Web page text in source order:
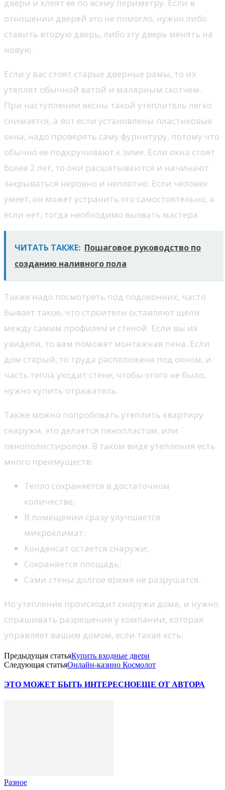
двери и клеят ее по всему периметру. Если в
отношении дверей это не помогло, нужно либо
ставить вторую дверь, либо эту дверь менять на
новую.
Если у вас стоят старые дверные рамы, то их
утеплят обычной ватой и малярным скотчем.
При наступлении весны такой утеплитель легко
снимается, а вот если установлены пластиковые
окна, надо проверять саму фурнитуру, потому что
обычно ее подкручивают к зиме. Если окна стоят
более 2 лет, то они расшатываются и начинают
закрываться неровно и неплотно. Если человек
умеет, он может устранить это самостоятельно, а
если нет, тогда необходимо вызвать мастера.
ЧИТАТЬ ТАКЖЕ: Пошаговое руководство по
созданию наливного пола
Также надо посмотреть под подоконник, часто
бывает такое, что строители оставляют щели
между самим профилем и стеной. Если вы их
увидели, то вам поможет монтажная пена. Если
дом старый, то труда расположена под окном, и
часть тепла уходит стене, чтобы этого не было,
нужно купить отражатель.
Также можно попробовать утеплить квартиру
снаружи, это делается пенопластом, или
пенополистиролом. В таком виде утепления есть
много преимуществ:
Тепло сохраняется в достаточном
количестве;
В помещении сразу улучшается
микроклимат;
Конденсат остается снаружи;
Сохраняется площадь;
Сами стены долгое время не разрушатся.
Но утепление происходит снаружи дома, и нужно
спрашивать разрешения у компании, которая
управляет вашим домом, если такая есть.
Предыдущая статьяКупить входные двери
Следующая статьяОнлайн-казино Космолот
ЭТО МОЖЕТ БЫТЬ ИНТЕРЕСНОЕЩЕ ОТ АВТОРА
Разное